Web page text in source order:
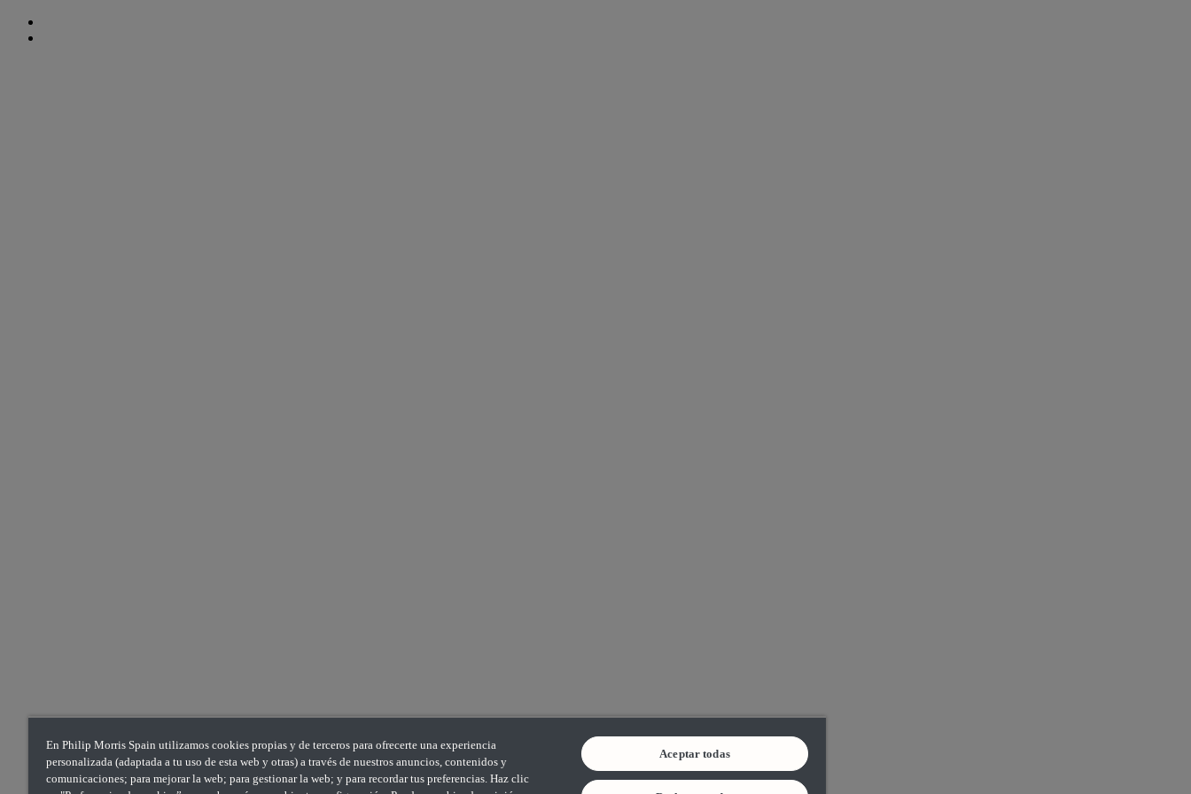
En Philip Morris Spain utilizamos cookies propias y de terceros para ofrecerte una experiencia
personalizada (adaptada a tu uso de esta web y otras) a través de nuestros anuncios, contenidos y
comunicaciones; para mejorar la web; para gestionar la web; y para recordar tus preferencias. Haz clic
Aceptar todas